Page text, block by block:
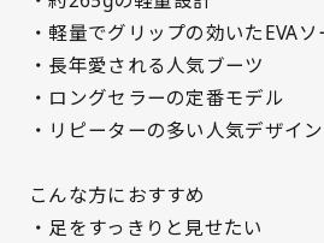
サイズを選択してください
21.5cm △ 残りわずか
22cm ○ 在庫あり
・軽量でグリップの効いたEVAソ
・長年愛される人気ブーツ
・ロングセラーの定番モデル
・リピーターの多い人気デザイン
こんな方におすすめ
・足をすっきりと見せたい